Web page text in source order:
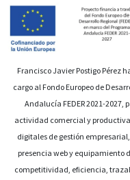
Francisco Javier Postigo Pérez
cargo al Fondo Europeo de
Andalucía FEDER 2021-
actividad comercial y
digitales de gestión
presencia web y equipamiento
competitividad, eficiencia,